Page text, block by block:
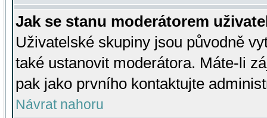
Jak se stanu moderátorem
Uživatelské skupiny jsou původně
také ustanovit moderátora. Máte-li
pak jako prvního kontaktujte
Návrat nahoru